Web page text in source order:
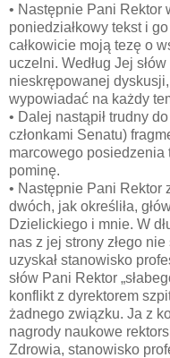
• Następnie Pani Rektor
poniedziałkowy tekst i
całkowicie moją tezę o
uczelni. Według Jej
nieskrępowanej
wypowiadać na każdy
• Dalej nastąpił trudny
członkami Senatu)
marcowego posiedzenia
pominę.
• Następnie Pani Rektor
dwóch, jak określiła,
Dzielickiego i mnie. W
nas z jej strony złego
uzyskał stanowisko
słów Pani Rektor
konflikt z dyrektorem
żadnego związku. Ja z
nagrody naukowe
Zdrowia, stanowisko